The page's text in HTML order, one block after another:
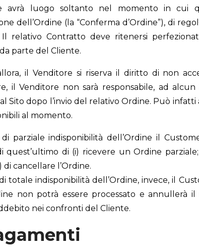
avrà luogo soltanto nel momento in cui
dell’Ordine (la “Conferma d’Ordine”), di
relativo Contratto deve ritenersi
parte del Cliente.
il Venditore si riserva il diritto di non
il Venditore non sarà responsabile, ad
Sito dopo l’invio del relativo Ordine. Può
al momento.
di parziale indisponibilità dell’Ordine il
quest’ultimo di (i) ricevere un Ordine
di cancellare l’Ordine.
totale indisponibilità dell’Ordine, invece, il
non potrà essere processato e annullerà
nei confronti del Cliente.